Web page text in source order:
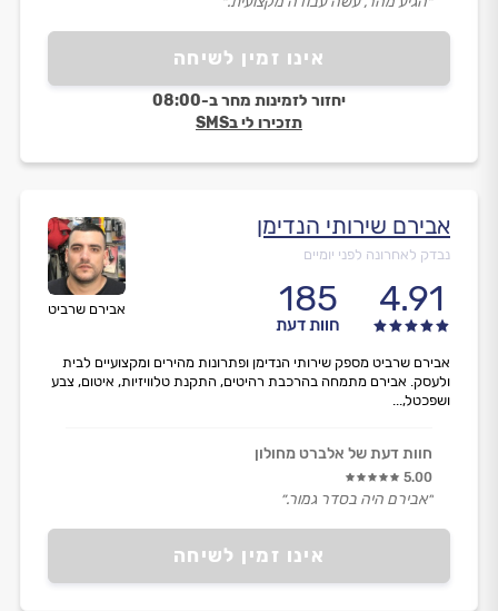
אינו זמין לשיחה
יחזור לזמינות מחר ב-08:00
תזכירו לי בSMS
אבירם שרביט
אבירם שירותי הנדימן
נבדק לאחרונה לפני יומיים
4.91
185
חוות דעת
אינו זמין לשיחה
אבירם שרביט מספק שירותי הנדימן ופתרונות מהירים ומקצועיים לבית
ולעסק. אבירם מתמחה בהרכבת רהיטים, התקנת טלוויזיות, איטום, צבע
ושפכטל,...
חוות דעת של אלברט מחולון
5.00
״אבירם היה בסדר גמור.״